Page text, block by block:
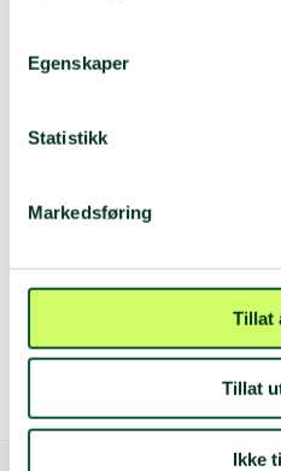
Egenskaper
Statistikk
Markedsføring
Tillat
Tillat
Ikke
Vi lærer sivilbefolkningen
Hvordan de gjenkjenner
eksplosiver
Hvor det befinner seg miner
nærområde